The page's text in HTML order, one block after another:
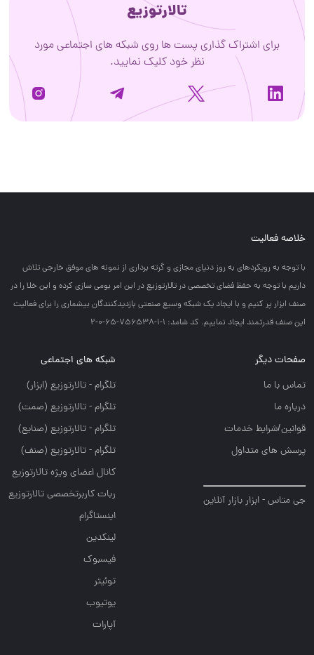
تالارتوزیع
برای اشتراک گذاری پست ها روی شبکه های اجتماعی مورد
نظر خود کلیک نمایید.
خلاصه فعالیت
با توجه به رويكردهاي به روز دنياي مجازي و گرته برداري از نمونه هاي موفق خارجي تلاش
داريم با توجه به حفظ فضاي تخصصي در تالارتوزيع در اين امر بومي سازي كرده و اين خلا را در
صنف ابزار پر كنيم و با ايجاد يك شبكه وسيع صنعتي بازديدكنندگان بيشماري را براي فعاليت
اين صنف قدرتمند ايجاد نماييم. کد شامد: 1-1-756538-65-0-2
صفحات دیگر
تماس با ما
درباره ما
قوانین/شرایط خدمات
پرسش های متداول
جی متاس - ابزار بازار آنلاین
شبکه های اجتماعی
تلگرام - تالارتوزيع (ابزار)
تلگرام - تالارتوزيع (صمت)
تلگرام - تالارتوزيع (صنايع)
تلگرام - تالارتوزیع (صنف)
کانال اعضای ویژه تالارتوزیع
ربات کاربرتخصصی تالارتوزیع
اینستاگرام
لینکدین
فیسبوک
توئیتر
یوتیوب
آپارات